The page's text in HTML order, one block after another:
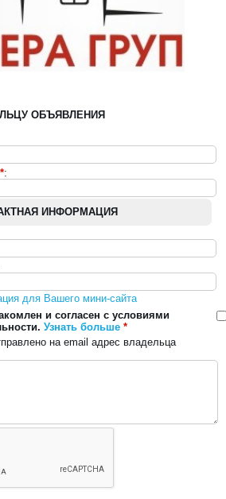
ОБЪЯВЛЕНИЯ
*:
ИНФОРМАЦИЯ
для Вашего мини-сайта
и согласен с условиями
Узнать больше *
на email адрес владельца